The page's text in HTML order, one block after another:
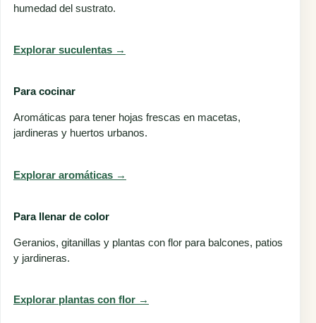
humedad del sustrato.
Explorar suculentas →
Para cocinar
Aromáticas para tener hojas frescas en macetas,
jardineras y huertos urbanos.
Explorar aromáticas →
Para llenar de color
Geranios, gitanillas y plantas con flor para balcones, patios
y jardineras.
Explorar plantas con flor →